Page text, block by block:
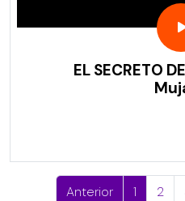
EL SECRETO
Anterior 1 2